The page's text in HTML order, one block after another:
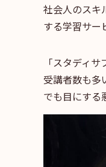
社会人のスキ
する学習サー
「スタディ
受講者数も多
でも目にする